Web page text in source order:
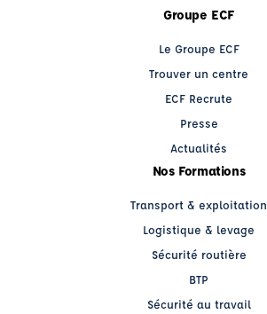
Groupe ECF
Le Groupe ECF
Trouver un centre
ECF Recrute
Presse
Actualités
Nos Formations
Transport & exploitation
Logistique & levage
Sécurité routière
BTP
Sécurité au travail